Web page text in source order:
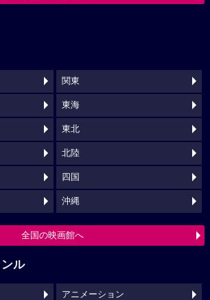
関東
東海
東北
北陸
四国
沖縄
全国の映画館へ
ル
アニメーション